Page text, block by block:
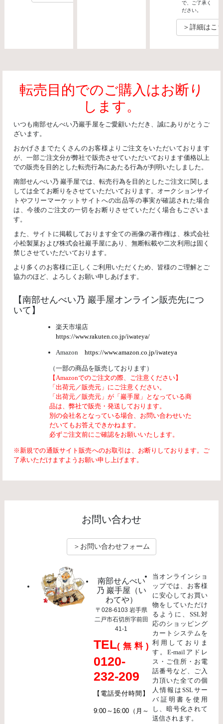
で、ご了承く
ださい。
＞詳細はこ
転売目的でのご購入はお断り
します。
いつも南部せんべい乃巖手屋をご愛顧いただき、誠にありがとうご
ざいます。
おかげさまでたくさんのお客様よりご注文をいただいております
が、一部ご注文分が弊社で販売させていただいております価格以上
での販売を目的とした転売行為にあたる行為が判明いたしました。
南部せんべい乃 巖手屋では、転売行為を目的としたご注文に関しま
しては全てお断りをさせていただいております。オークションサイ
トやフリーマーケットサイトへの出品等の事実が確認された場合
は、今後のご注文の一切をお断りさせていただく場合もございま
す。
また、サイトに掲載しております全ての画像の著作権は、株式会社
小松製菓および株式会社巖手屋にあり、無断転載や二次利用は固く
禁じさせていただいております。
より多くのお客様に正しくご利用いただくため、皆様のご理解とご
協力のほど、よろしくお願い申しあげます。
【南部せんべい乃 巖手屋オンライン販売先につ
いて】
楽天市場店
https://www.rakuten.co.jp/iwateya/
Amazonhttps://www.amazon.co.jp/iwateya
（一部の商品を販売しております）
【Amazonでのご注文の際、ご注意ください】
「出荷元／販売元」にご注意ください。
「出荷元／販売元」が「巖手屋」となっている商
品は、弊社で販売・発送しております。
別の会社名となっている場合、お問い合わせいた
だいてもお答えできかねます。
必ずご注文前にご確認をお願いいたします。
※新規での通販サイト販売へのお取引は、お断りしております。ご
了承いただけますようお願い申し上げます。
お問い合わせ
＞お問い合わせフォーム
南部せんべい
乃 巖手屋（い
わてや）
〒028-6103 岩手県
二戸市石切所字前田
41-1
TEL(無料)
0120-
232-209
【電話受付時間】
9:00～16:00（月～
当オンラインショ
ップでは、お客様
に安心してお買い
物をしていただけ
るように、SSL対
応のショッピング
カートシステムを
利用しておりま
す。E-mailアドレ
ス・ご住所・お電
話番号など、ご入
力頂いた全ての個
人情報はSSLサー
バ証明書を使用
し、暗号化されて
送信されます。